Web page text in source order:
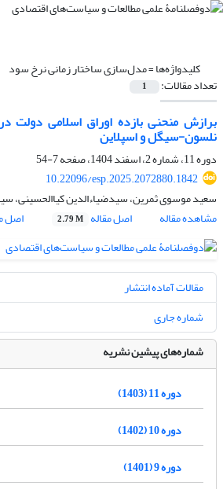
کلیدواژه‌ها =مدل‌سازی ساختار زمانی نرخ سود
تعداد مقالات: 1
برازش منحنی بازده اوراق اسلامی دولت
نلسون-سیگل و اسپلاین ‌
دوره 11، شماره 2، اسفند 1404، صفحه
7-54
10.22096/esp.2025.2072880.1842
سعید موسوی ثمرین، سیدضیاءالدین
مشاهده مقاله
اصل مقاله 2.79 M اصل
مقالات آماده انتشار
شماره جاری
شماره‌های پیشین نشریه
دوره 11 (1403)
دوره 10 (1402)
دوره 9 (1401)